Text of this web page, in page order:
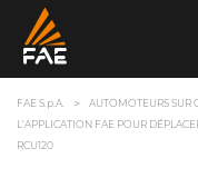
FAE S.p.A. AUTOMOTEURS SUR
L'APPLICATION FAE POUR
RCU120